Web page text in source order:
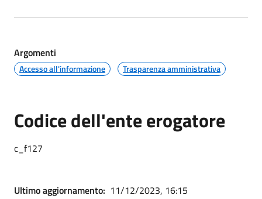
Argomenti
Accesso all'informazione Trasparenza amministrativa
Codice dell'ente erogatore
c_f127
Ultimo aggiornamento: 11/12/2023, 16:15